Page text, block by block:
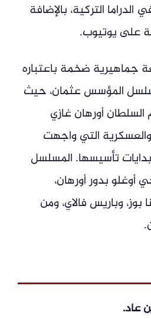
التركية، بالإضافة
على يوتيوب.
جماهيرية ضخمة باعتباره
المؤسس عثمان، حيث
أورهان غازي
التي واجهت
تأسيسها. المسلسل
أوغلو بدور أورهان،
بوز، وباريس فالاي، ومن
عاد.